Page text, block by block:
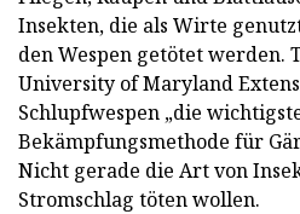
Insekten, die als Wirte
den Wespen getötet werden.
University of Maryland
Schlupfwespen „die
Bekämpfungsmethode für
Nicht gerade die Art von
Stromschlag töten wollen.